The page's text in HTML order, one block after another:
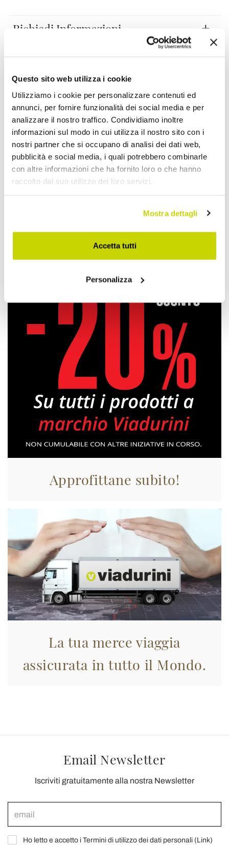
Questo sito web utilizza i cookie
Utilizziamo i cookie per personalizzare contenuti ed
annunci, per fornire funzionalità dei social media e per
analizzare il nostro traffico. Condividiamo inoltre
informazioni sul modo in cui utilizza il nostro sito con i
nostri partner che si occupano di analisi dei dati web,
pubblicità e social media, i quali potrebbero combinarle
con altre informazioni che ha fornito loro o che hanno
raccolto dal suo utilizzo dei loro servizi.
Mostra dettagli
Accetta tutti
Personalizza
Richiedi Informazioni
Devi accedere per poter scrivere la tua opinione.
Invia la tua opinione su questo prodotto
Approfittane subito!
La tua merce viaggia
assicurata in tutto il Mondo.
Email Newsletter
Iscriviti gratuitamente alla nostra Newsletter
Ho letto e accetto i Termini di utilizzo dei dati personali (Link)